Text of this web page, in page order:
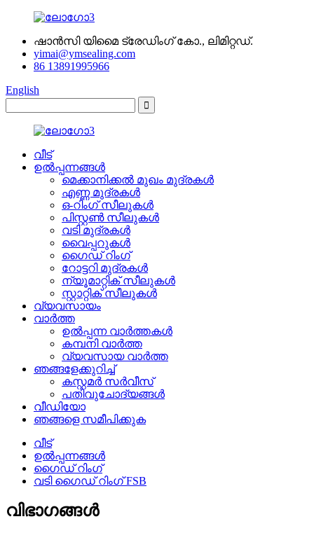
ഷാൻസി യിമൈ ട്രേഡിംഗ് കോ., ലിമിറ്റഡ്.
yimai@ymsealing.com
86 13891995966
English
വീട്
ഉൽപ്പന്നങ്ങൾ
മെക്കാനിക്കൽ മുഖം മുദ്രകൾ
എണ്ണ മുദ്രകൾ
ഒ-റിംഗ് സീലുകൾ
പിസ്റ്റൺ സീലുകൾ
വടി മുദ്രകൾ
വൈപ്പറുകൾ
ഗൈഡ് റിംഗ്
റോട്ടറി മുദ്രകൾ
ന്യൂമാറ്റിക് സീലുകൾ
സ്റ്റാറ്റിക് സീലുകൾ
വ്യവസായം
വാർത്ത
ഉൽപ്പന്ന വാർത്തകൾ
കമ്പനി വാർത്ത
വ്യവസായ വാർത്ത
ഞങ്ങളേക്കുറിച്ച്
കസ്റ്റമർ സർവീസ്
പതിവുചോദ്യങ്ങൾ
വീഡിയോ
ഞങ്ങളെ സമീപിക്കുക
വീട്
ഉൽപ്പന്നങ്ങൾ
ഗൈഡ് റിംഗ്
വടി ഗൈഡ് റിംഗ് FSB
വിഭാഗങ്ങൾ